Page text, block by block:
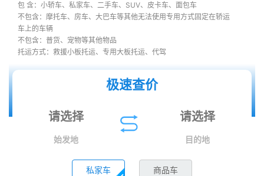
包 含：小轿车、私家车、二手车、SUV、皮卡车、面包车
不包含：摩托车、房车、大巴车等其他无法使用专用方式固定在轿运
车上的车辆
不包含：普货、宠物等其他物品
托运方式：救援小板托运、专用大板托运、代驾
极速查价
始发地 目的地
私家车 商品车